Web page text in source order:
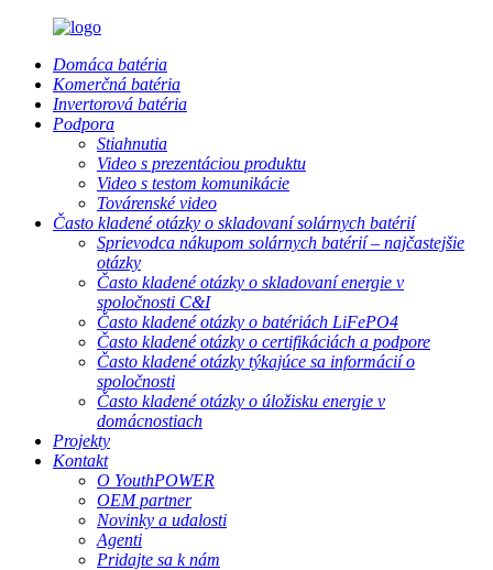
Domáca batéria
Komerčná batéria
Invertorová batéria
Podpora
Stiahnutia
Video s prezentáciou produktu
Video s testom komunikácie
Továrenské video
Často kladené otázky o skladovaní solárnych batérií
Sprievodca nákupom solárnych batérií – najčastejšie
otázky
Často kladené otázky o skladovaní energie v
spoločnosti C&I
Často kladené otázky o batériách LiFePO4
Často kladené otázky o certifikáciách a podpore
Často kladené otázky týkajúce sa informácií o
spoločnosti
Často kladené otázky o úložisku energie v
domácnostiach
Projekty
Kontakt
O YouthPOWER
OEM partner
Novinky a udalosti
Agenti
Pridajte sa k nám